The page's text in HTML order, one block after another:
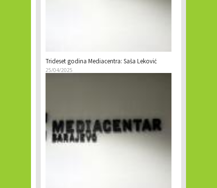
Trideset godina Mediacentra: Saša Leković
25/04/2025